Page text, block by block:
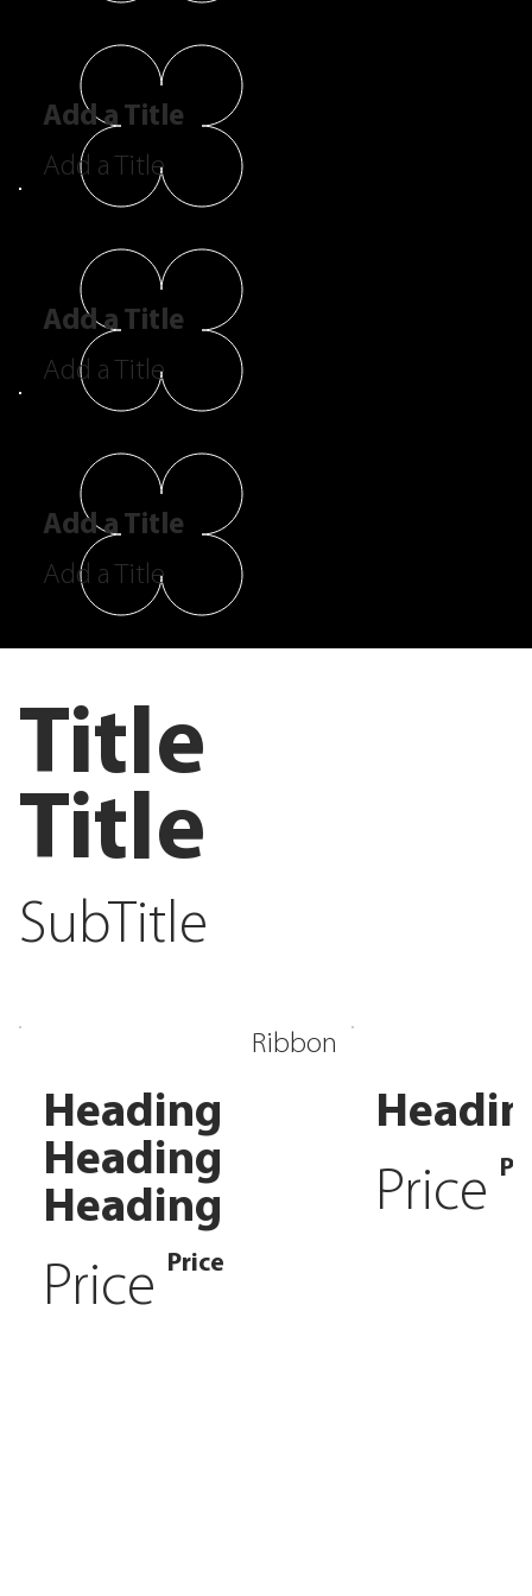
Add a Title
Add a Title
Add a Title
Add a Title
Add a Title
Add a Title
Title
Title
SubTitle
Ribbon
Heading
Heading
Heading
Price Price
Price